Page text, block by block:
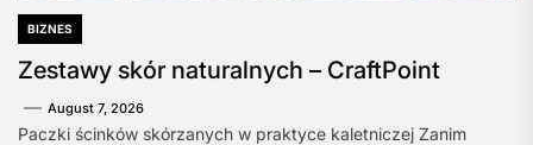
BIZNES
Zestawy skór naturalnych – CraftPoint
August 7, 2026
Paczki ścinków skórzanych w praktyce kaletniczej Zanim